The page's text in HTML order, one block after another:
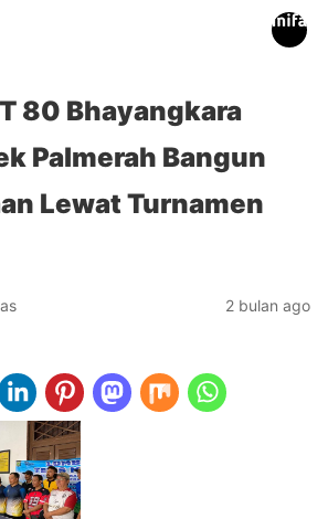
80 Bhayangkara
Palmerah Bangun
Lewat Turnamen
2 bulan ago